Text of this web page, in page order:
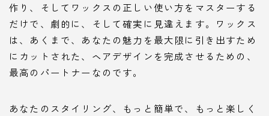
作り、そしてワックスの正しい使い方をマスターする
だけで、劇的に、そして確実に見違えます。ワックス
は、あくまで、あなたの魅力を最大限に引き出すため
にカットされた、ヘアデザインを完成させるための、
最高のパートナーなのです。
あなたのスタイリング、もっと簡単で、もっと楽しく